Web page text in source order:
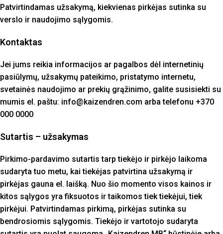
Patvirtindamas užsakymą, kiekvienas pirkėjas sutinka su
verslo ir naudojimo sąlygomis.
Kontaktas
Jei jums reikia informacijos ar pagalbos dėl internetinių
pasiūlymų, užsakymų pateikimo, pristatymo internetu,
svetainės naudojimo ar prekių grąžinimo, galite susisiekti su
mumis el. paštu: info@kaizendren.com arba telefonu +370
000 0000
Sutartis – užsakymas
Pirkimo-pardavimo sutartis tarp tiekėjo ir pirkėjo laikoma
sudaryta tuo metu, kai tiekėjas patvirtina užsakymą ir
pirkėjas gauna el. laišką. Nuo šio momento visos kainos ir
kitos sąlygos yra fiksuotos ir taikomos tiek tiekėjui, tiek
pirkėjui. Patvirtindamas pirkimą, pirkėjas sutinka su
bendrosiomis sąlygomis. Tiekėjo ir vartotojo sudaryta